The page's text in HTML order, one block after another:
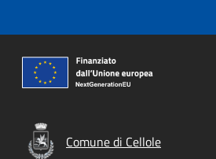
Comune di Cellole